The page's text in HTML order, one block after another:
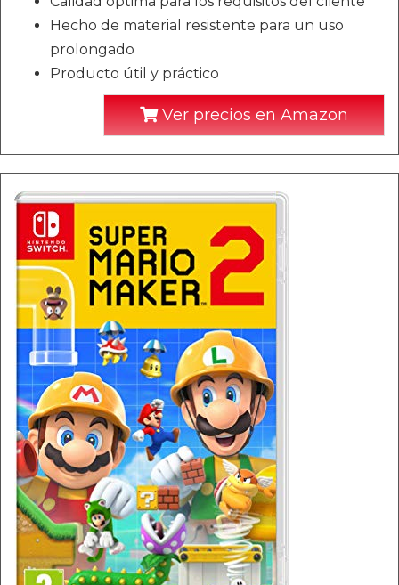
Hecho de material resistente para un uso
prolongado
Producto útil y práctico
Ver precios en Amazon